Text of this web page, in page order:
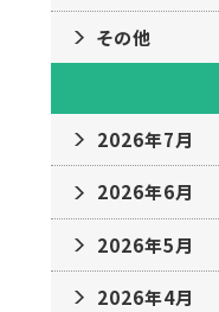
その他
2026年7月
2026年6月
2026年5月
2026年4月